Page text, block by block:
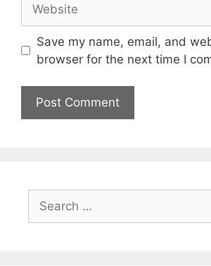
Save my name, email, and
browser for the next time I